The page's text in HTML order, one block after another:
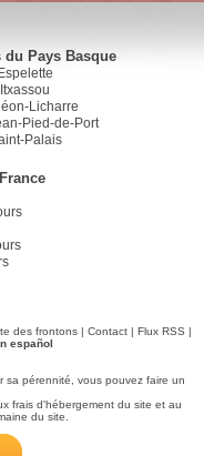
Pays Basque
Espelette
Itxassou
Licharre
Pied-de-Port
Palais
des frontons| Contact| Flux RSS |
español
sa pérennité, vous pouvez faire un
frais d'hébergement du site et au
du site.